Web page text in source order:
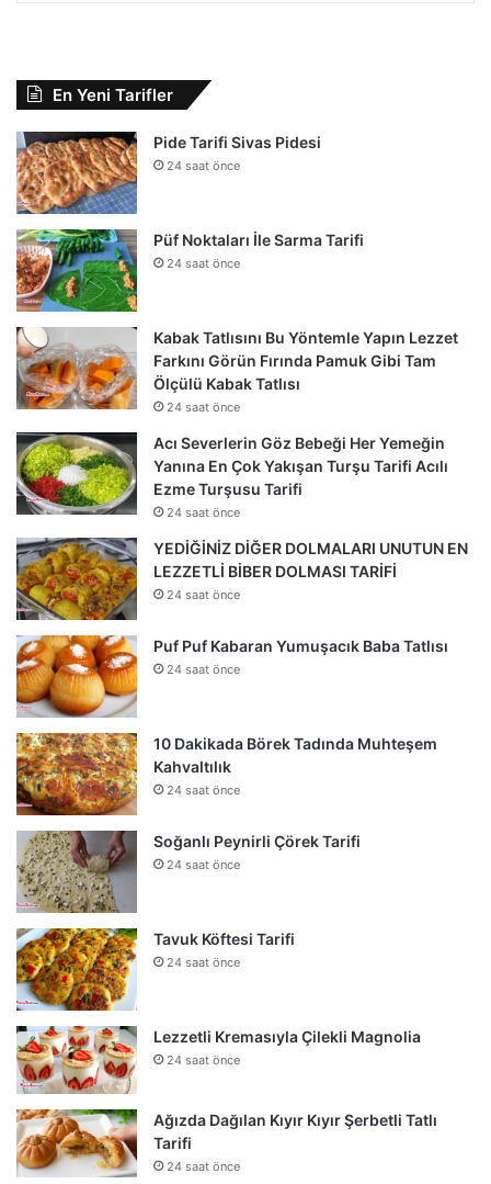
En Yeni Tarifler
Pide Tarifi Sivas Pidesi
24 saat önce
Püf Noktaları İle Sarma Tarifi
24 saat önce
Kabak Tatlısını Bu Yöntemle Yapın Lezzet
Farkını Görün Fırında Pamuk Gibi Tam
Ölçülü Kabak Tatlısı
24 saat önce
Acı Severlerin Göz Bebeği Her Yemeğin
Yanına En Çok Yakışan Turşu Tarifi Acılı
Ezme Turşusu Tarifi
24 saat önce
YEDİĞİNİZ DİĞER DOLMALARI UNUTUN EN
LEZZETLİ BİBER DOLMASI TARİFİ
24 saat önce
Puf Puf Kabaran Yumuşacık Baba Tatlısı
24 saat önce
10 Dakikada Börek Tadında Muhteşem
Kahvaltılık
24 saat önce
Soğanlı Peynirli Çörek Tarifi
24 saat önce
Tavuk Köftesi Tarifi
24 saat önce
Lezzetli Kremasıyla Çilekli Magnolia
24 saat önce
Ağızda Dağılan Kıyır Kıyır Şerbetli Tatlı
Tarifi
24 saat önce